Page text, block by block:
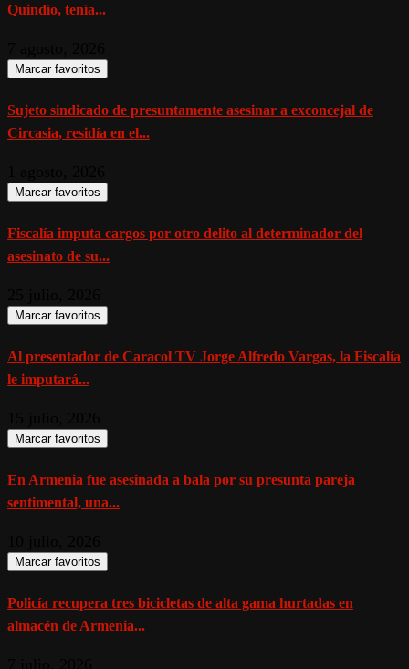
Quindío, tenía...
Marcar favoritos
Sujeto sindicado de presuntamente asesinar a exconcejal de
Circasia, residía en el...
Marcar favoritos
Fiscalía imputa cargos por otro delito al determinador del
asesinato de su...
Marcar favoritos
Al presentador de Caracol TV Jorge Alfredo Vargas, la Fiscalía
le imputará...
Marcar favoritos
En Armenia fue asesinada a bala por su presunta pareja
sentimental, una...
Marcar favoritos
Policía recupera tres bicicletas de alta gama hurtadas en
almacén de Armenia...